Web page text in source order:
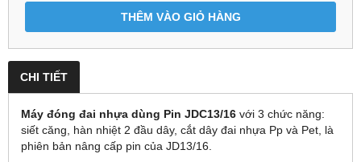
THÊM VÀO GIỎ HÀNG
CHI TIẾT
Máy đóng đai nhựa dùng Pin JDC13/16 với 3 chức năng:
siết căng, hàn nhiệt 2 đầu dây, cắt dây đai nhựa Pp và Pet, là
phiên bản nâng cấp pin của JD13/16.